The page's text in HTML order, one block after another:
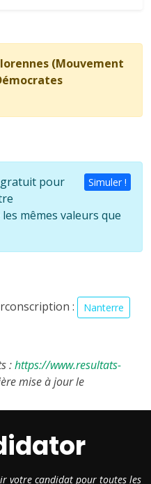
(Mouvement
Simuler !
pour
mêmes valeurs que
:
Nanterre
:https://www.resultats-
mise à jour le
votre candidat pour toutes les